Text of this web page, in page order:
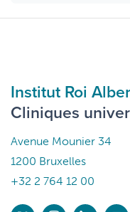
Institut Roi
Cliniques
Avenue Mounier 34
1200 Bruxelles
+32 2 764 12 00